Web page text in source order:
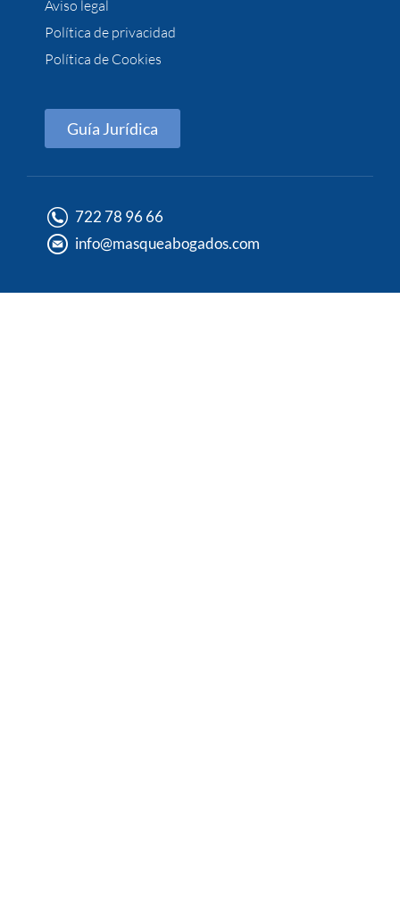
Aviso legal
Política de privacidad
Política de Cookies
Guía Jurídica
722 78 96 66
info@masqueabogados.com